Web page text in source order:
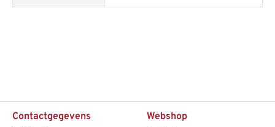
Contactgegevens Webshop